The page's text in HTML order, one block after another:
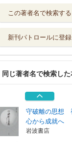
この著者名で検索する
新刊パトロールに登録
同じ著者名で検索した
オンと禅の交差
内的経験 ここ
みすず書房
養生の思想
春秋社
守破離の思想
心から成就へ
岩波書店